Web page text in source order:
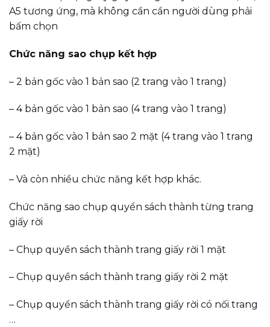
A5 tương ứng, mà không cần cần người dùng phải
bấm chọn
Chức năng sao chụp kết hợp
– 2 bản gốc vào 1 bản sao (2 trang vào 1 trang)
– 4 bản gốc vào 1 bản sao (4 trang vào 1 trang)
– 4 bản gốc vào 1 bản sao 2 mặt (4 trang vào 1 trang
2 mặt)
– Và còn nhiều chức năng kết hợp khác.
Chức năng sao chụp quyển sách thành từng trang
giấy rời
– Chụp quyền sách thành trang giấy rời 1 mặt
– Chụp quyền sách thành trang giấy rời 2 mặt
– Chụp quyển sách thành trang giấy rời có nối trang
…